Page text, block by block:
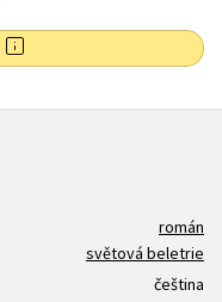
román
světová beletrie
čeština